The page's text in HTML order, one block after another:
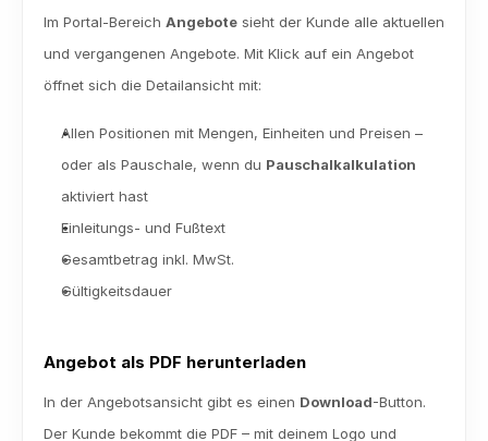
Im Portal-Bereich Angebote sieht der Kunde alle aktuellen
und vergangenen Angebote. Mit Klick auf ein Angebot
öffnet sich die Detailansicht mit:
Allen Positionen mit Mengen, Einheiten und Preisen –
oder als Pauschale, wenn du Pauschalkalkulation
aktiviert hast
Einleitungs- und Fußtext
Gesamtbetrag inkl. MwSt.
Gültigkeitsdauer
Angebot als PDF herunterladen
In der Angebotsansicht gibt es einen Download-Button.
Der Kunde bekommt die PDF – mit deinem Logo und